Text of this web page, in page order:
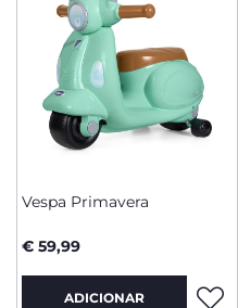
Vespa Primavera
€ 59,99
ADICIONAR